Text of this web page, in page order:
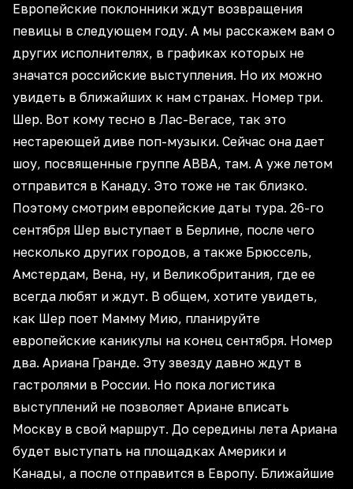
Европейские поклонники ждут возвращения
певицы в следующем году. А мы расскажем вам о
других исполнителях, в графиках которых не
значатся российские выступления. Но их можно
увидеть в ближайших к нам странах. Номер три.
Шер. Вот кому тесно в Лас-Вегасе, так это
нестареющей диве поп-музыки. Сейчас она дает
шоу, посвященные группе АВВА, там. А уже летом
отправится в Канаду. Это тоже не так близко.
Поэтому смотрим европейские даты тура. 26-го
сентября Шер выступает в Берлине, после чего
несколько других городов, а также Брюссель,
Амстердам, Вена, ну, и Великобритания, где ее
всегда любят и ждут. В общем, хотите увидеть,
как Шер поет Мамму Мию, планируйте
европейские каникулы на конец сентября. Номер
два. Ариана Гранде. Эту звезду давно ждут в
гастролями в России. Но пока логистика
выступлений не позволяет Ариане вписать
Москву в свой маршрут. До середины лета Ариана
будет выступать на площадках Америки и
Канады, а после отправится в Европу. Ближайшие